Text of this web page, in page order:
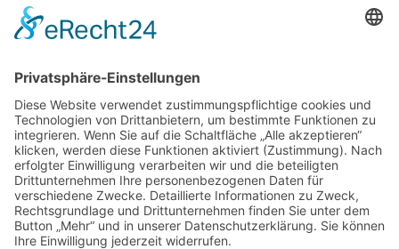
Links
Unabhängige WählerGemeinschaft Gröbenzell
Wir sind ein Querschnitt der Gesellschaft bezüglich des
Alters, der Berufe, Herkunft, Interessen und Ansichten.
Bei uns kann man nicht Mitglied werden und wir haben
keine starren Strukturen, aber dafür viel Energie und